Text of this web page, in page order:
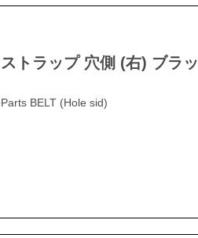
トラップ 穴側 (右) ブラッ
BELT (Hole sid)